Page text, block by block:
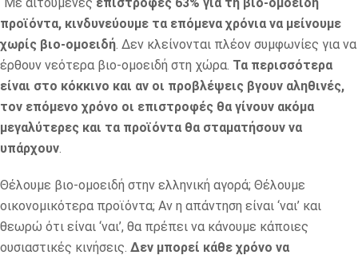
προϊόντα, κινδυνεύουμε τα επόμενα χρόνια να μείνουμε
χωρίς βιο-ομοειδή. Δεν κλείνονται πλέον συμφωνίες για να
έρθουν νεότερα βιο-ομοειδή στη χώρα. Τα περισσότερα
είναι στο κόκκινο και αν οι προβλέψεις βγουν αληθινές,
τον επόμενο χρόνο οι επιστροφές θα γίνουν ακόμα
μεγαλύτερες και τα προϊόντα θα σταματήσουν να
υπάρχουν.
Θέλουμε βιο-ομοειδή στην ελληνική αγορά; Θέλουμε
οικονομικότερα προϊόντα; Αν η απάντηση είναι ‘ναι’ και
θεωρώ ότι είναι ‘ναι’, θα πρέπει να κάνουμε κάποιες
ουσιαστικές κινήσεις. Δεν μπορεί κάθε χρόνο να